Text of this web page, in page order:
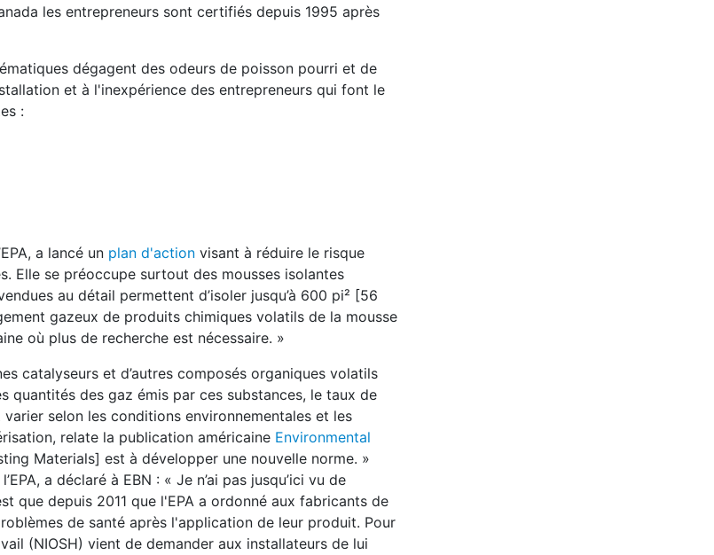
les entrepreneurs sont certifiés depuis 1995 après
dégagent des odeurs de poisson pourri et de
et à l'inexpérience des entrepreneurs qui font le
:
a lancé un plan d'action visant à réduire le risque
Elle se préoccupe surtout des mousses isolantes
au détail permettent d’isoler jusqu’à 600 pi² [56
gazeux de produits chimiques volatils de la mousse
où plus de recherche est nécessaire. »
catalyseurs et d’autres composés organiques volatils
quantités des gaz émis par ces substances, le taux de
selon les conditions environnementales et les
relate la publication américaine Environmental
Materials] est à développer une nouvelle norme. »
a déclaré à EBN : « Je n’ai pas jusqu’ici vu de
que depuis 2011 que l'EPA a ordonné aux fabricants de
de santé après l'application de leur produit. Pour
(NIOSH) vient de demander aux installateurs de lui